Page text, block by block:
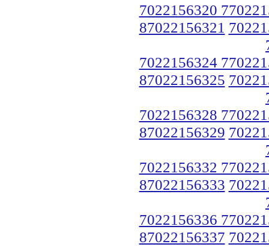
7022156320
87022156321
7022156324
87022156325
7022156328
87022156329
7022156332
87022156333
7022156336
87022156337